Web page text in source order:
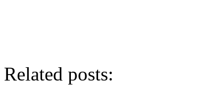
Related posts: